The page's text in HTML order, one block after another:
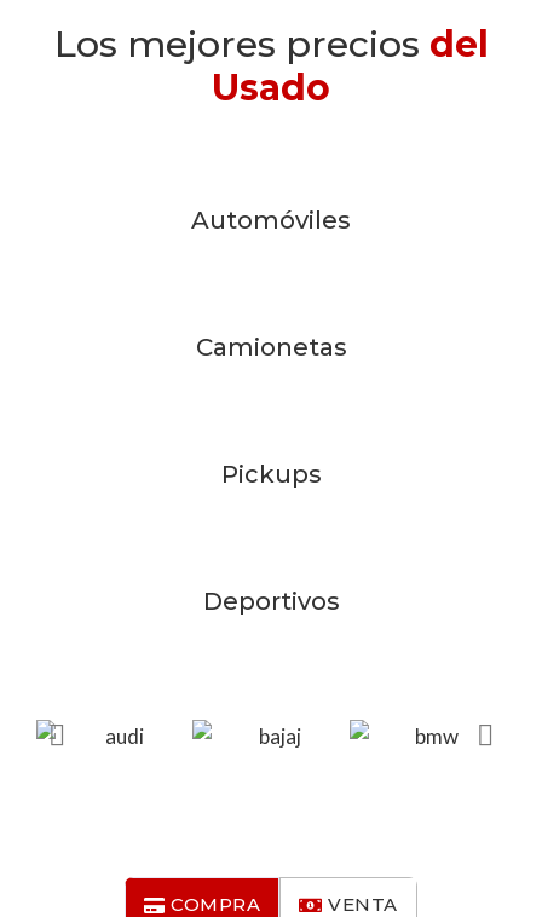
Los mejores precios del
Usado
Automóviles
Camionetas
Pickups
Deportivos
COMPRA VENTA